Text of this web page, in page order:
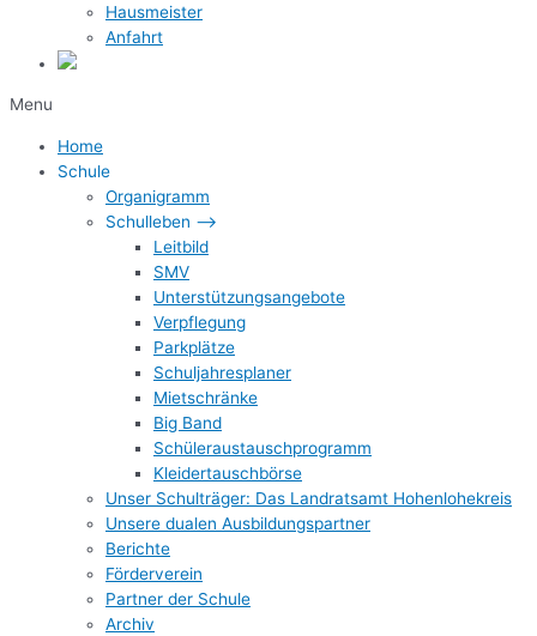
Hausmeister
Anfahrt
Menu
Home
Schule
Organigramm
Schulleben –>
Leitbild
SMV
Unterstützungsangebote
Verpflegung
Parkplätze
Schuljahresplaner
Mietschränke
Big Band
Schüleraustauschprogramm
Kleidertauschbörse
Unser Schulträger: Das Landratsamt Hohenlohekreis
Unsere dualen Ausbildungspartner
Berichte
Förderverein
Partner der Schule
Archiv